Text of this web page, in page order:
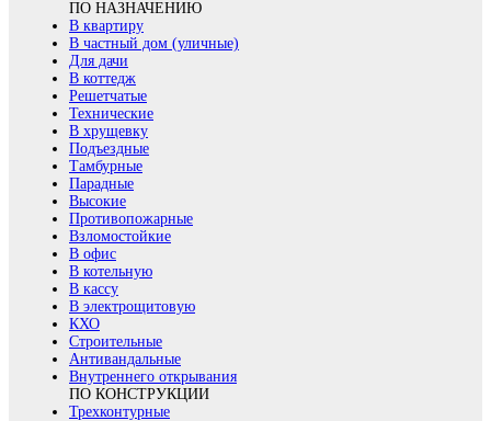
ПО НАЗНАЧЕНИЮ
В квартиру
В частный дом (уличные)
Для дачи
В коттедж
Решетчатые
Технические
В хрущевку
Подъездные
Тамбурные
Парадные
Высокие
Противопожарные
Взломостойкие
В офис
В котельную
В кассу
В электрощитовую
КХО
Строительные
Антивандальные
Внутреннего открывания
ПО КОНСТРУКЦИИ
Трехконтурные